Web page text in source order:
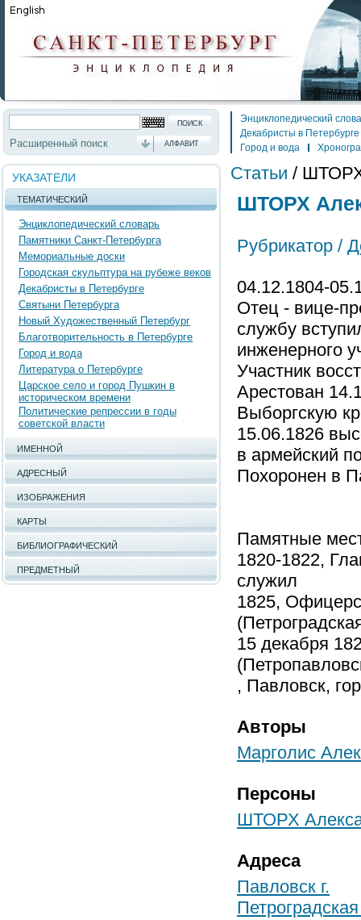
Расширенный поиск АЛФАВИТ
УКАЗАТЕЛИ
ТЕМАТИЧЕСКИЙ
Энциклопедический словарь
Памятники Санкт-Петербурга
Мемориальные доски
Городская скульптура на рубеже веков
Декабристы в Петербурге
Святыни Петербурга
Новый Художественный Петербург
Благотворительность в Петербурге
Город и вода
Литература о Петербурге
Царское село и город Пушкин в
историческом времени
Политические репрессии в годы
советской власти
ИМЕННОЙ
АДРЕСНЫЙ
ИЗОБРАЖЕНИЯ
КАРТЫ
БИБЛИОГРАФИЧЕСКИЙ
ПРЕДМЕТНЫЙ
Энциклопедический
Декабристы в Петербурге
Город и вода
Статьи / ШТОРХ
ШТОРХ
Рубрикатор /
04.12.1804-
Отец - вице-
службу
инженерного
Участник
Арестован
Выборгскую
15.06.1826
в армейский
Похоронен в
Памятные
1820-1822,
служил
1825,
15 декабря
, Павловск,
Авторы
Марголис
Персоны
ШТОРХ
Адреса
Павловск г.